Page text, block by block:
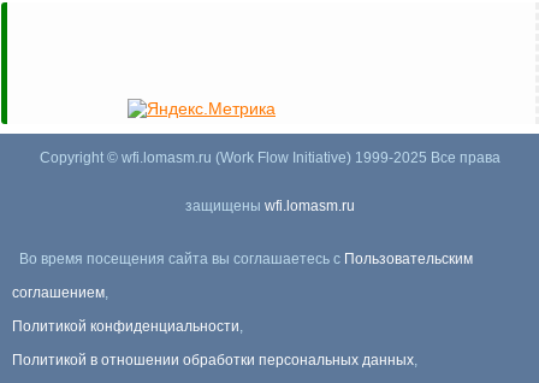
Copyright © wfi.lomasm.ru (Work Flow Initiative) 1999-2025 Все права
защищены wfi.lomasm.ru
Во время посещения сайта вы соглашаетесь с Пользовательским
соглашением,
Политикой конфиденциальности,
Политикой в отношении обработки персональных данных,